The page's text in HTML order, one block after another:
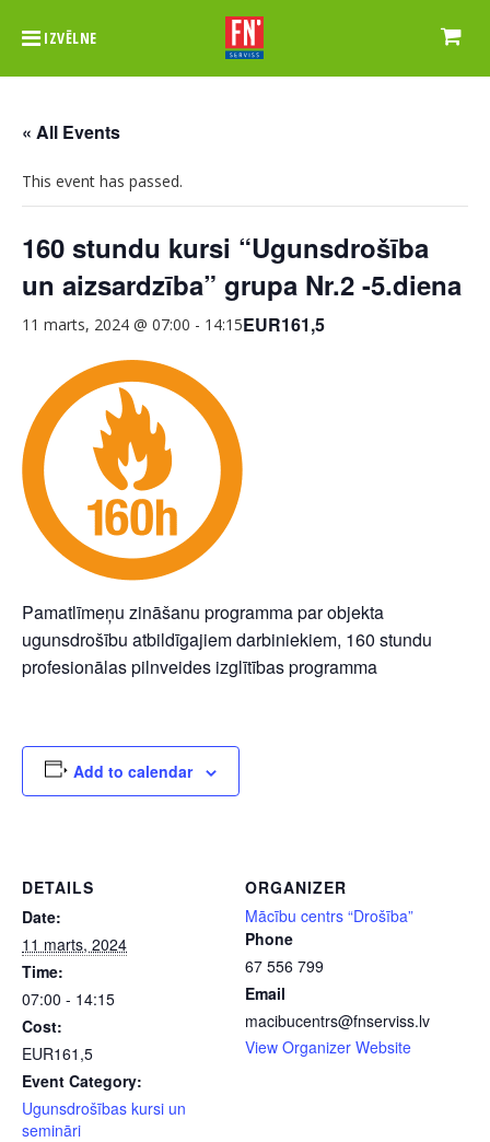
IZVĒLNE
« All Events
This event has passed.
160 stundu kursi “Ugunsdrošība
un aizsardzība” grupa Nr.2 -5.diena
11 marts, 2024 @ 07:00 - 14:15EUR161,5
Pamatlīmeņu zināšanu programma par objekta
ugunsdrošību atbildīgajiem darbiniekiem, 160 stundu
profesionālas pilnveides izglītības programma
Add to calendar
DETAILS
Date:
11 marts, 2024
Time:
07:00 - 14:15
Cost:
EUR161,5
Event Category:
Ugunsdrošības kursi un
semināri
ORGANIZER
Mācību centrs “Drošība”
Phone
67 556 799
Email
macibucentrs@fnserviss.lv
View Organizer Website